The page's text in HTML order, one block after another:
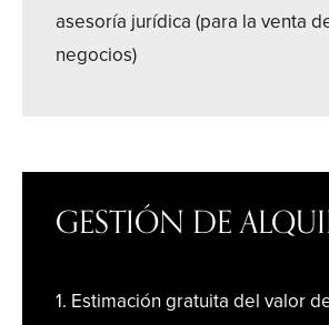
asesoría jurídica (para la venta
negocios)
GESTIÓN DE
1. Estimación gratuita del valor